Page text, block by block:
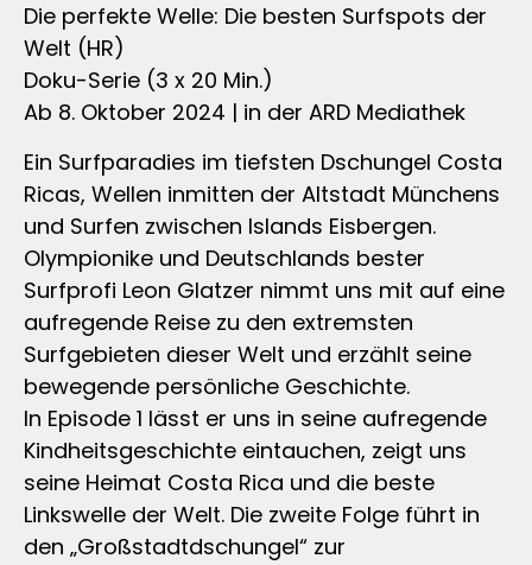
Die perfekte Welle: Die besten Surfspots der
Welt (HR)
Doku-Serie (3 x 20 Min.)
Ab 8. Oktober 2024 | in der ARD Mediathek
Ein Surfparadies im tiefsten Dschungel Costa
Ricas, Wellen inmitten der Altstadt Münchens
und Surfen zwischen Islands Eisbergen.
Olympionike und Deutschlands bester
Surfprofi Leon Glatzer nimmt uns mit auf eine
aufregende Reise zu den extremsten
Surfgebieten dieser Welt und erzählt seine
bewegende persönliche Geschichte.
In Episode 1 lässt er uns in seine aufregende
Kindheitsgeschichte eintauchen, zeigt uns
seine Heimat Costa Rica und die beste
Linkswelle der Welt. Die zweite Folge führt in
den „Großstadtdschungel“ zur